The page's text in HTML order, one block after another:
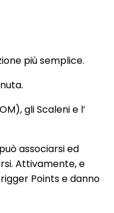
più semplice.
gli Scaleni e l’
associarsi ed
Attivamente, e
Points e danno